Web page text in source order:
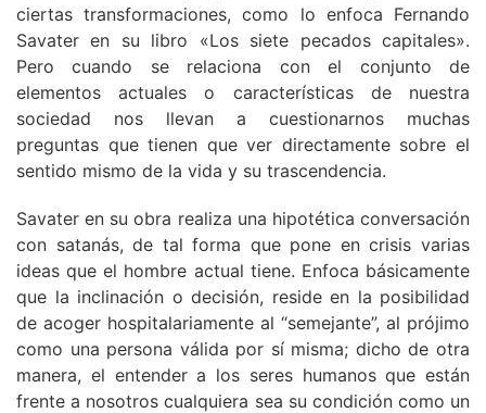
ciertas transformaciones, como lo enfoca Fernando
Savater en su libro «Los siete pecados capitales».
Pero cuando se relaciona con el conjunto de
elementos actuales o características de nuestra
sociedad nos llevan a cuestionarnos muchas
preguntas que tienen que ver directamente sobre el
sentido mismo de la vida y su trascendencia.
Savater en su obra realiza una hipotética conversación
con satanás, de tal forma que pone en crisis varias
ideas que el hombre actual tiene. Enfoca básicamente
que la inclinación o decisión, reside en la posibilidad
de acoger hospitalariamente al “semejante”, al prójimo
como una persona válida por sí misma; dicho de otra
manera, el entender a los seres humanos que están
frente a nosotros cualquiera sea su condición como un